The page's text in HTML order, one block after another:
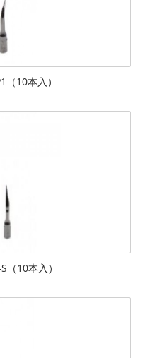
10本入）
10本入）